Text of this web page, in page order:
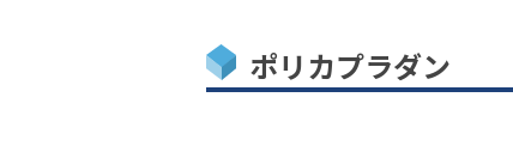
ポリカプラダン